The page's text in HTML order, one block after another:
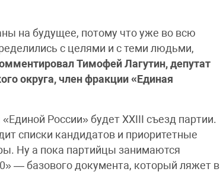
на будущее, потому что уже во всю
с целями и с теми людьми,
Тимофей Лагутин, депутат
округа, член фракции «Единая
России» будет XXIII съезд партии.
списки кандидатов и приоритетные
Ну а пока партийцы занимаются
— базового документа, который ляжет в